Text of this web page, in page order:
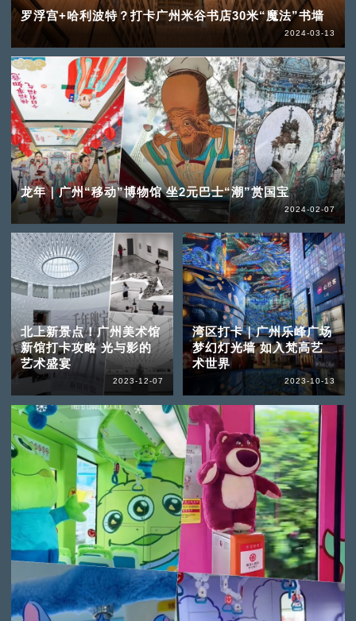
罗浮宫+哈利波特？打卡广州米谷书店30米“魔法”书墙
2024-03-13
龙年｜广州“移动”博物馆 坐2元巴士“潮”赏国宝
2024-02-07
北上新景点！广州美术馆
新馆打卡攻略 光与影的
艺术盛宴
2023-12-07
湾区打卡｜广州乐峰广场
梦幻灯光墙 如入梵高艺
术世界
2023-10-13